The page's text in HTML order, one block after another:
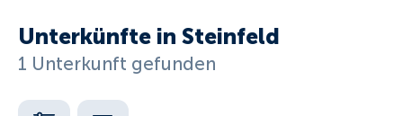
Unterkünfte in Steinfeld
1 Unterkunft gefunden